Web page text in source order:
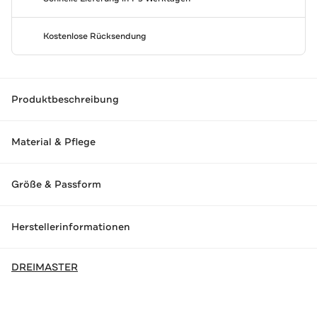
Kostenlose Rücksendung
Produktbeschreibung
Material & Pflege
Größe & Passform
Herstellerinformationen
DREIMASTER